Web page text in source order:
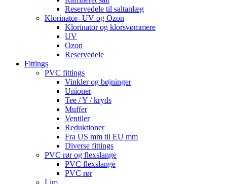
Reservedele til saltanlæg
Klorinator- UV og Ozon
Klorinator og klorsvømmere
UV
Ozon
Reservedele
Fittings
PVC fittings
Vinkler og bøjninger
Unioner
Tee / Y / kryds
Muffer
Ventiler
Reduktioner
Fra US mm til EU mm
Diverse fittings
PVC rør og flexslange
PVC flexslange
PVC rør
Lim